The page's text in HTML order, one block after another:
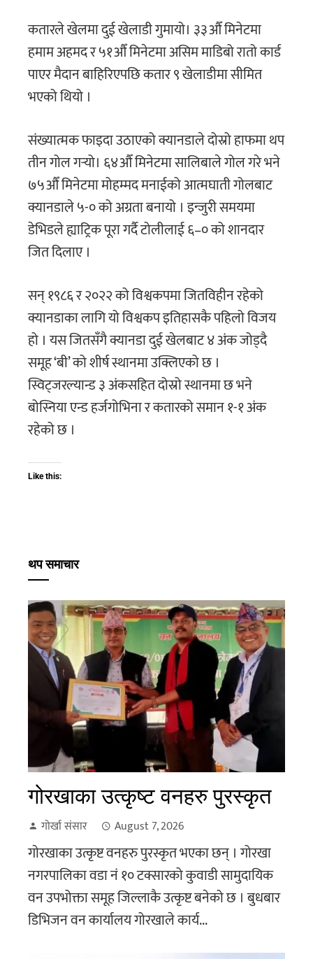
कतारले खेलमा दुई खेलाडी गुमायो। ३३औँ मिनेटमा
हमाम अहमद र ५१औँ मिनेटमा असिम माडिबो रातो कार्ड
पाएर मैदान बाहिरिएपछि कतार ९ खेलाडीमा सीमित
भएको थियो ।
संख्यात्मक फाइदा उठाएको क्यानडाले दोस्रो हाफमा थप
तीन गोल गर्‍यो। ६४औँ मिनेटमा सालिबाले गोल गरे भने
७५औँ मिनेटमा मोहम्मद मनाईको आत्मघाती गोलबाट
क्यानडाले ५-० को अग्रता बनायो । इन्जुरी समयमा
डेभिडले ह्याट्रिक पूरा गर्दै टोलीलाई ६–० को शानदार
जित दिलाए ।
सन् १९८६ र २०२२ को विश्वकपमा जितविहीन रहेको
क्यानडाका लागि यो विश्वकप इतिहासकै पहिलो विजय
हो । यस जितसँगै क्यानडा दुई खेलबाट ४ अंक जोड्दै
समूह ‘बी’ को शीर्ष स्थानमा उक्लिएको छ ।
स्विट्जरल्यान्ड ३ अंकसहित दोस्रो स्थानमा छ भने
बोस्निया एन्ड हर्जगोभिना र कतारको समान १-१ अंक
रहेको छ ।
Like this:
थप समाचार
गाेरखाका उत्कृष्ट वनहरु पुरस्कृत
गोर्खा संसार August 7, 2026
गाेरखाका उत्कृष्ट वनहरु पुरस्कृत भएका छन् । गोरखा
नगरपालिका वडा नं १० टक्सारको कुवाडी सामुदायिक
वन उपभोक्ता समूह जिल्लाकै उत्कृष्ट बनेको छ । बुधबार
डिभिजन वन कार्यालय गोरखाले कार्य...